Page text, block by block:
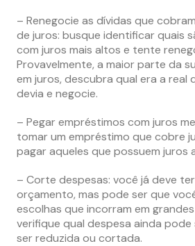
– Renegocie as dívidas que
de juros: busque identificar quais
com juros mais altos e tente
Provavelmente, a maior parte da
em juros, descubra qual era a real
devia e negocie.
– Pegar empréstimos com juros
tomar um empréstimo que cobre
pagar aqueles que possuem juros
– Corte despesas: você já deve
orçamento, mas pode ser que
escolhas que incorram em
verifique qual despesa ainda
ser reduzida ou cortada.